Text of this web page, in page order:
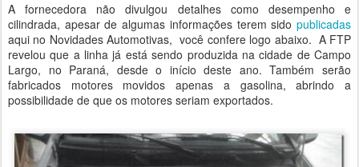
A fornecedora não divulgou detalhes como desempenho e
cilindrada, apesar de algumas informações terem sido publicadas
aqui no Novidades Automotivas, você confere logo abaixo. A FTP
revelou que a linha já está sendo produzida na cidade de Campo
Largo, no Paraná, desde o início deste ano. Também serão
fabricados motores movidos apenas a gasolina, abrindo a
possibilidade de que os motores seriam exportados.